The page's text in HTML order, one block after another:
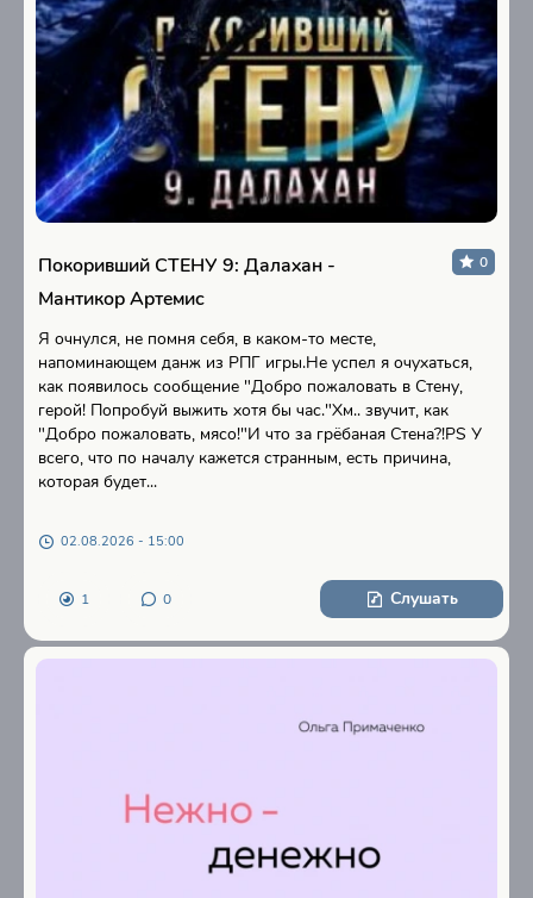
Покоривший СТЕНУ 9: Далахан -
Мантикор Артемис
0
Я очнулся, не помня себя, в каком-то месте,
напоминающем данж из РПГ игры.Не успел я очухаться,
как появилось сообщение "Добро пожаловать в Стену,
герой! Попробуй выжить хотя бы час."Хм.. звучит, как
"Добро пожаловать, мясо!"И что за грёбаная Стена?!PS У
всего, что по началу кажется странным, есть причина,
которая будет...
02.08.2026 - 15:00
1 0 Слушать